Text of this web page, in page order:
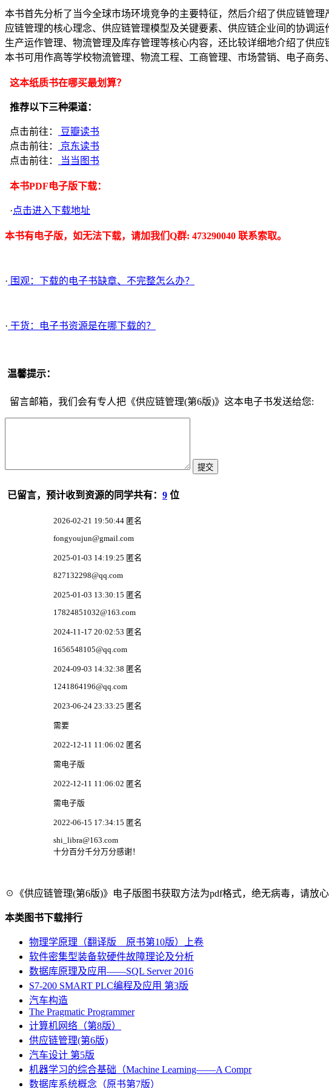
本书首先分析了当今全球市场环境竞争的主要特征，然后介绍了供应链管
应链管理的核心理念、供应链管理模型及关键要素、供应链企业间的协调
生产运作管理、物流管理及库存管理等核心内容，还比较详细地介绍了供
本书可用作高等学校物流管理、物流工程、工商管理、市场营销、电子商务
这本纸质书在哪买最划算？
推荐以下三种渠道：
点击前往：
豆瓣读书
点击前往：
京东读书
点击前往：
当当图书
本书PDF电子版下载：
·点击进入下载地址
本书有电子版，如无法下载，请加我们Q群: 473290040 联系索取。
· 围观：下载的电子书缺章、不完整怎么办？
· 干货：电子书资源是在哪下载的？
温馨提示：
留言邮箱，我们会有专人把《供应链管理(第6版)》这本电子书发送给您:
已留言，预计收到资源的同学共有： 9 位
2026-02-21 19:50:44 匿名
fongyoujun@gmail.com
2025-01-03 14:19:25 匿名
827132298@qq.com
2025-01-03 13:30:15 匿名
17824851032@163.com
2024-11-17 20:02:53 匿名
1656548105@qq.com
2024-09-03 14:32:38 匿名
1241864196@qq.com
2023-06-24 23:33:25 匿名
需要
2022-12-11 11:06:02 匿名
需电子版
2022-12-11 11:06:02 匿名
需电子版
2022-06-15 17:34:15 匿名
shi_libra@163.com
十分百分千分万分感谢！
☉《供应链管理(第6版)》电子版图书获取方法为pdf格式，绝无病毒，请放
本类图书下载排行
物理学原理（翻译版 原书第10版）上卷
软件密集型装备软硬件故障理论及分析
数据库原理及应用――SQL Server 2016
S7-200 SMART PLC编程及应用 第3版
汽车构造
The Pragmatic Programmer
计算机网络（第8版）
供应链管理(第6版)
汽车设计 第5版
机器学习的综合基础（Machine Learning――A Compr
数据库系统概念（原书第7版）